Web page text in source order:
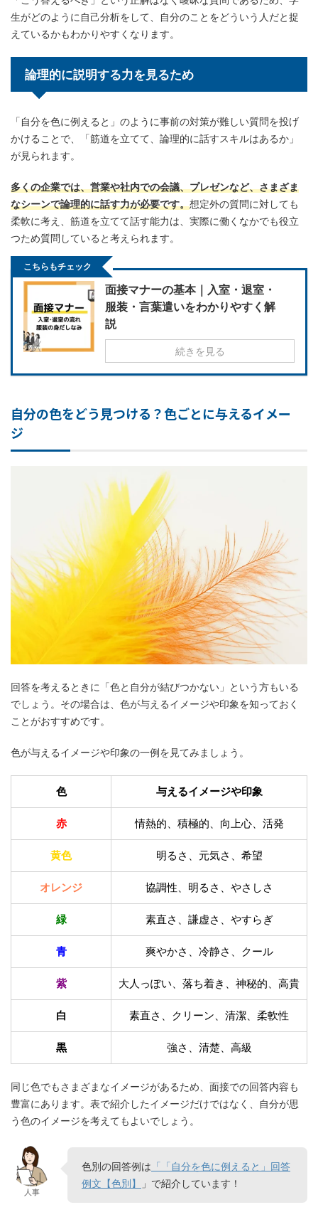
生がどのように自己分析をして、自分のことをどういう人だと捉
えているかもわかりやすくなります。
論理的に説明する力を見るため
「自分を色に例えると」のように事前の対策が難しい質問を投げ
かけることで、「筋道を立てて、論理的に話すスキルはあるか」
が見られます。
多くの企業では、営業や社内での会議、プレゼンなど、さまざま
なシーンで論理的に話す力が必要です。想定外の質問に対しても
柔軟に考え、筋道を立てて話す能力は、実際に働くなかでも役立
つため質問していると考えられます。
こちらもチェック
面接マナーの基本｜入室・退室・
服装・言葉遣いをわかりやすく解
説
続きを見る
自分の色をどう見つける？色ごとに与えるイメー
ジ
回答を考えるときに「色と自分が結びつかない」という方もいる
でしょう。その場合は、色が与えるイメージや印象を知っておく
ことがおすすめです。
色が与えるイメージや印象の一例を見てみましょう。
色 与えるイメージや印象
赤 情熱的、積極的、向上心、活発
黄色 明るさ、元気さ、希望
オレンジ 協調性、明るさ、やさしさ
緑 素直さ、謙虚さ、やすらぎ
青 爽やかさ、冷静さ、クール
紫 大人っぽい、落ち着き、神秘的、高貴
白 素直さ、クリーン、清潔、柔軟性
黒 強さ、清楚、高級
同じ色でもさまざまなイメージがあるため、面接での回答内容も
豊富にあります。表で紹介したイメージだけではなく、自分が思
う色のイメージを考えてもよいでしょう。
人事
色別の回答例は 「「自分を色に例えると」回答
例文【色別】
」で紹介しています！